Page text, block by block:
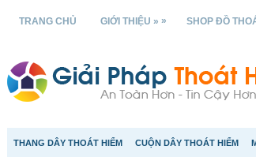
TRANG CHỦ GIỚI THIỆU » » SHOP ĐỒ
THANG DÂY THOÁT HIỂM CUỘN DÂY THOÁT HIỂM